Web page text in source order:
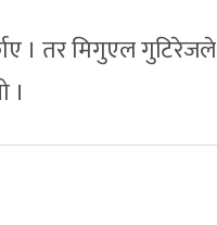
। तर मिगुएल गुटिरेजले
।